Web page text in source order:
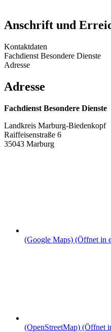
Anschrift und
Kontaktdaten
Fachdienst Besondere Dienste
Adresse
Adresse
Fachdienst Besondere Dienste
Landkreis Marburg-Biedenkopf
Raiffeisenstraße 6
35043 Marburg
(Google Maps) (Öffnet in
(OpenStreetMap) (Öffnet